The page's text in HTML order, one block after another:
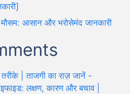
आसान और भरोसेमंद जानकारी
| ताजगी का राज़ जानें -
लक्षण, कारण और बचाव |